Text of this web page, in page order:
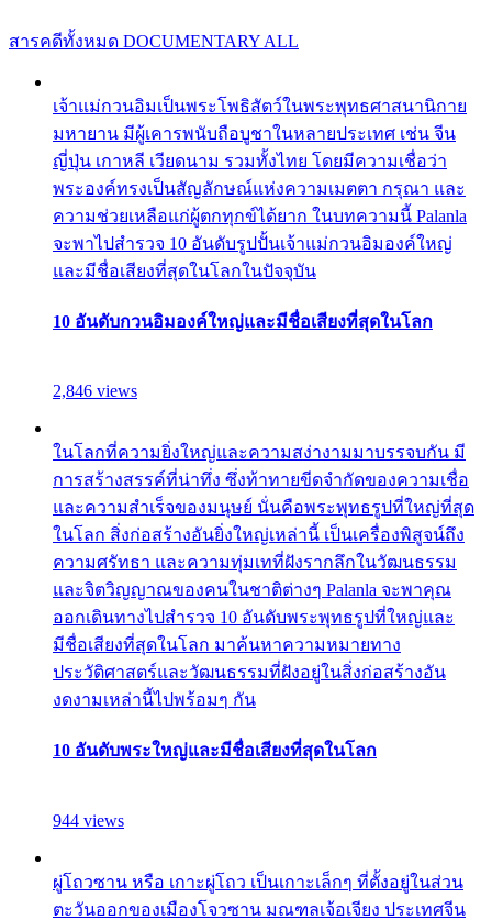
สารคดีทั้งหมด DOCUMENTARY ALL
เจ้าแม่กวนอิมเป็นพระโพธิสัตว์ในพระพุทธศาสนานิกาย
มหายาน มีผู้เคารพนับถือบูชาในหลายประเทศ เช่น จีน
ญี่ปุ่น เกาหลี เวียดนาม รวมทั้งไทย โดยมีความเชื่อว่า
พระองค์ทรงเป็นสัญลักษณ์แห่งความเมตตา กรุณา และ
ความช่วยเหลือแก่ผู้ตกทุกข์ได้ยาก ในบทความนี้ Palanla
จะพาไปสำรวจ 10 อันดับรูปปั้นเจ้าแม่กวนอิมองค์ใหญ่
และมีชื่อเสียงที่สุดในโลกในปัจจุบัน
10 อันดับกวนอิมองค์ใหญ่และมีชื่อเสียงที่สุดในโลก
2,846 views
ในโลกที่ความยิ่งใหญ่และความสง่างามมาบรรจบกัน มี
การสร้างสรรค์ที่น่าทึ่ง ซึ่งท้าทายขีดจำกัดของความเชื่อ
และความสำเร็จของมนุษย์ นั่นคือพระพุทธรูปที่ใหญ่ที่สุด
ในโลก สิ่งก่อสร้างอันยิ่งใหญ่เหล่านี้ เป็นเครื่องพิสูจน์ถึง
ความศรัทธา และความทุ่มเทที่ฝังรากลึกในวัฒนธรรม
และจิตวิญญาณของคนในชาติต่างๆ Palanla จะพาคุณ
ออกเดินทางไปสำรวจ 10 อันดับพระพุทธรูปที่ใหญ่และ
มีชื่อเสียงที่สุดในโลก มาค้นหาความหมายทาง
ประวัติศาสตร์และวัฒนธรรมที่ฝังอยู่ในสิ่งก่อสร้างอัน
งดงามเหล่านี้ไปพร้อมๆ กัน
10 อันดับพระใหญ่และมีชื่อเสียงที่สุดในโลก
944 views
ผู่โถวซาน หรือ เกาะผู่โถว เป็นเกาะเล็กๆ ที่ตั้งอยู่ในส่วน
ตะวันออกของเมืองโจวซาน มณฑลเจ้อเจียง ประเทศจีน